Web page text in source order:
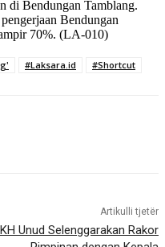
di Bendungan Tamblang.
Bendungan
70%. (LA-010)
#Laksara.id #Shortcut
Artikulli tjetër
Unud Selenggarakan Rakor